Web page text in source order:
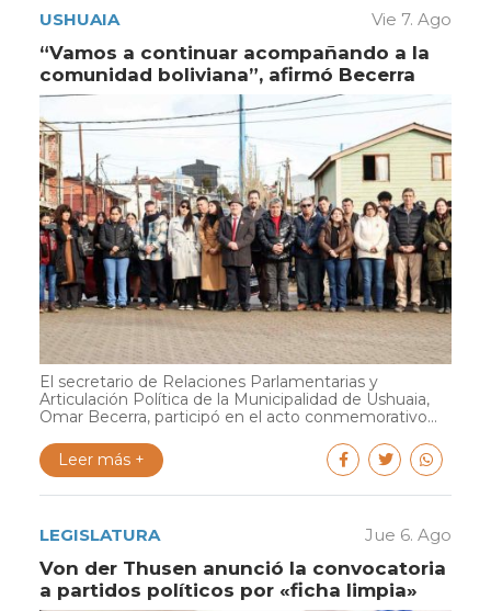
USHUAIA Vie 7. Ago
“Vamos a continuar acompañando a la
comunidad boliviana”, afirmó Becerra
El secretario de Relaciones Parlamentarias y
Articulación Política de la Municipalidad de Ushuaia,
Omar Becerra, participó en el acto conmemorativo...
Leer más +
LEGISLATURA Jue 6. Ago
Von der Thusen anunció la convocatoria
a partidos políticos por «ficha limpia»